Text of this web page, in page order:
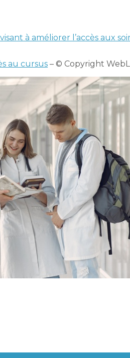
à améliorer l’accès aux
au cursus – © Copyright